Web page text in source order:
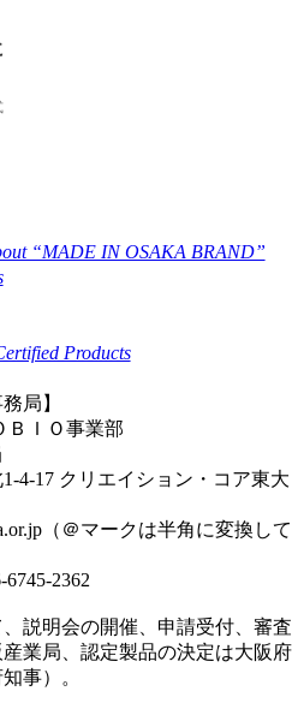
“MADE IN OSAKA BRAND”
Products
局】
ＢＩＯ事業部
4-17 クリエイション・コア東大
（＠マークは半角に変換して
2362
説明会の開催、申請受付、審査
業局、認定製品の決定は大阪府
事）。